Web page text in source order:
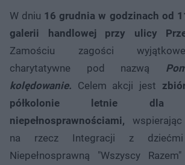
W dniu 16 grudnia w godzinach od
galerii handlowej przy ulicy
Zamościu zagości
charytatywne pod nazwą
kolędowanie. Celem akcji jest
półkolonie letnie
niepełnosprawnościami, wspierając
na rzecz Integracji z
Niepełnosprawną "Wszyscy